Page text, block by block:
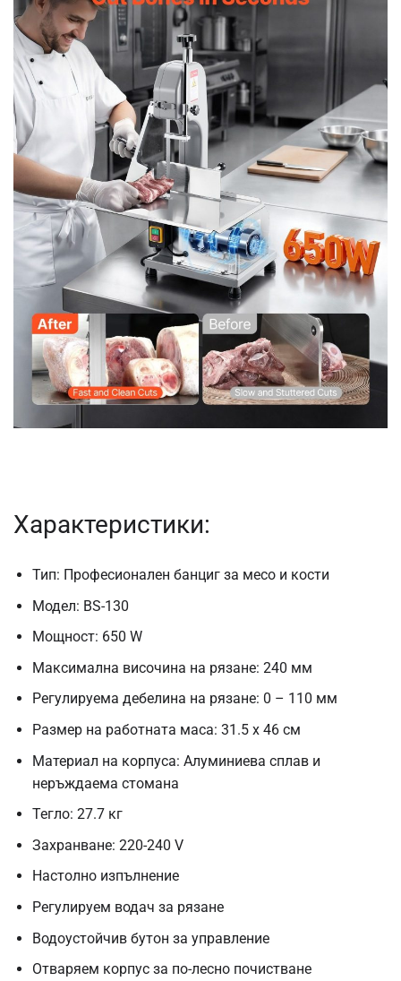
Характеристики:
Тип: Професионален банциг за месо и кости
Модел: BS-130
Мощност: 650 W
Максимална височина на рязане: 240 мм
Регулируема дебелина на рязане: 0 – 110 мм
Размер на работната маса: 31.5 x 46 см
Материал на корпуса: Алуминиева сплав и
неръждаема стомана
Тегло: 27.7 кг
Захранване: 220-240 V
Настолно изпълнение
Регулируем водач за рязане
Водоустойчив бутон за управление
Отваряем корпус за по-лесно почистване